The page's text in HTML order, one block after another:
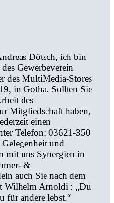
Dötsch, ich bin
Gewerbeverein
des MultiMedia-Stores
in Gotha. Sollten Sie
des
Mitgliedschaft haben,
einen
Telefon: 03621-350
und
mit uns Synergien in
&
auch Sie nach dem
Wilhelm Arnoldi : „Du
für andere lebst.“